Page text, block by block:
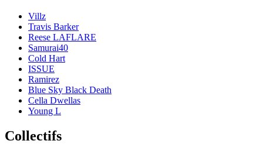
Villz
Travis Barker
Reese LAFLARE
Samurai40
Cold Hart
ISSUE
Ramirez
Blue Sky Black Death
Cella Dwellas
Young L
Collectifs